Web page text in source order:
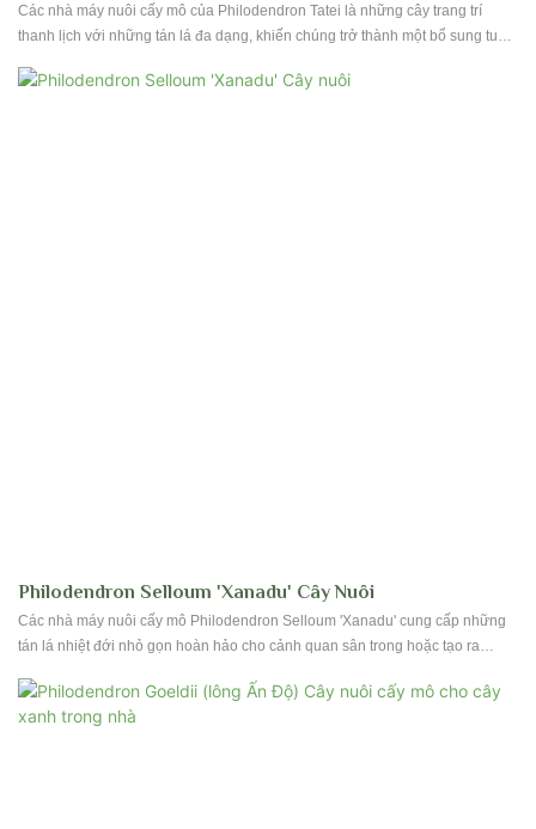
Các nhà máy nuôi cấy mô của Philodendron Tatei là những cây trang trí
thanh lịch với những tán lá đa dạng, khiến chúng trở thành một bổ sung tuyệt
thông qua nuôi cấy mô, đảm bảo sự phát triển khỏe mạnh và mạnh mẽ cho
Philodendron Selloum 'Xanadu' Cây Nuôi
Các nhà máy nuôi cấy mô Philodendron Selloum 'Xanadu' cung cấp những
tán lá nhiệt đới nhỏ gọn hoàn hảo cho cảnh quan sân trong hoặc tạo ra
thêm một chút cây xanh tươi tốt vào bất kỳ không gian nào